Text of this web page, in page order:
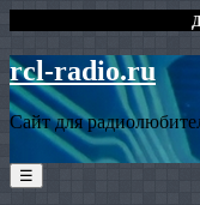
rcl-radio.ru
Сайт для
☰